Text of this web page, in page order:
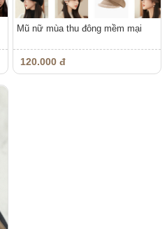
Mũ nữ mùa thu đông mềm mại
120.000 đ